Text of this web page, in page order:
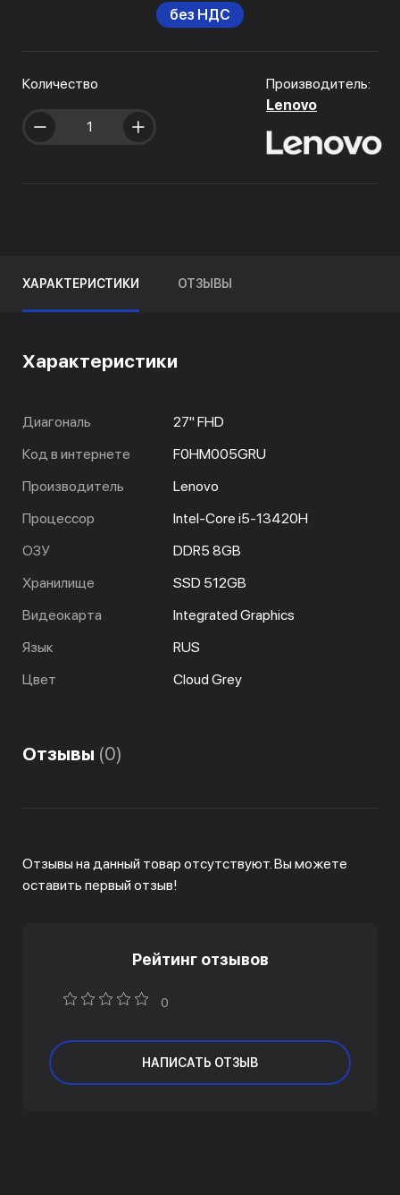
без НДС
Количество
Производитель:
Lenovo
ХАРАКТЕРИСТИКИ ОТЗЫВЫ
Характеристики
Диагональ
27" FHD
Код в интернете
F0HM005GRU
Производитель
Lenovo
Процессор
Intel-Core i5-13420H
ОЗУ
DDR5 8GB
Хранилище
SSD 512GB
Видеокарта
Integrated Graphics
Язык
RUS
Цвет
Cloud Grey
Отзывы (0)
Отзывы на данный товар отсутствуют. Вы можете
оставить первый отзыв!
Рейтинг отзывов
0
НАПИСАТЬ ОТЗЫВ